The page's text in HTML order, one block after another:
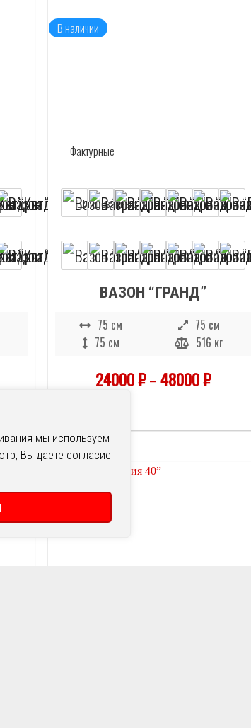
мы используем
Вы даёте согласие
В наличии
ВАЗОН “ГРАНД”
75 см
75 см
75 см
516 кг
24000₽–48000₽